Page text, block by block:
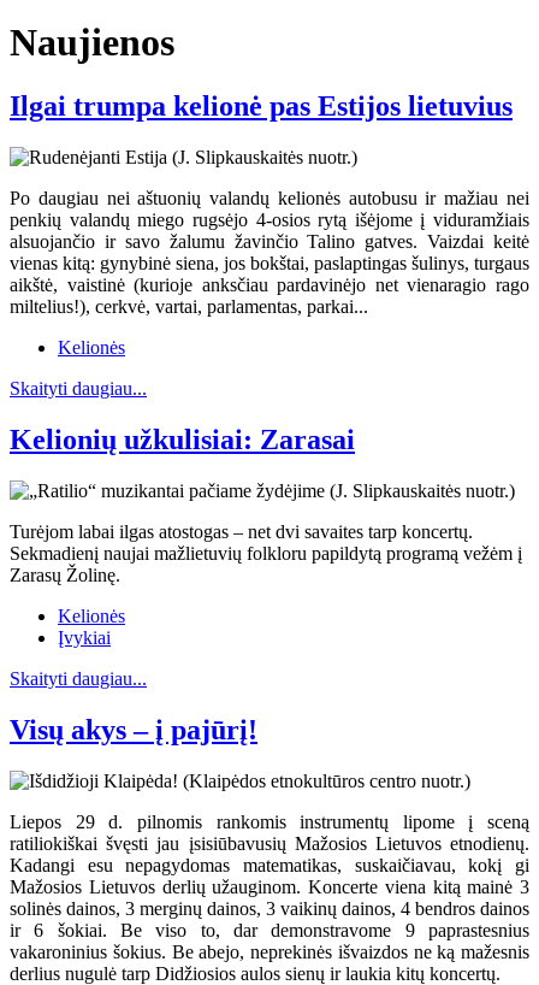
Naujienos
Ilgai trumpa kelionė pas Estijos lietuvius
Po daugiau nei aštuonių valandų kelionės autobusu ir mažiau nei
penkių valandų miego rugsėjo 4-osios rytą išėjome į viduramžiais
alsuojančio ir savo žalumu žavinčio Talino gatves. Vaizdai keitė
vienas kitą: gynybinė siena, jos bokštai, paslaptingas šulinys, turgaus
aikštė, vaistinė (kurioje anksčiau pardavinėjo net vienaragio rago
miltelius!), cerkvė, vartai, parlamentas, parkai...
Kelionės
Skaityti daugiau...
Kelionių užkulisiai: Zarasai
Turėjom labai ilgas atostogas – net dvi savaites tarp koncertų.
Sekmadienį naujai mažlietuvių folkloru papildytą programą vežėm į
Zarasų Žolinę.
Kelionės
Įvykiai
Skaityti daugiau...
Visų akys – į pajūrį!
Liepos 29 d. pilnomis rankomis instrumentų lipome į sceną
ratiliokiškai švęsti jau įsisiūbavusių Mažosios Lietuvos etnodienų.
Kadangi esu nepagydomas matematikas, suskaičiavau, kokį gi
Mažosios Lietuvos derlių užauginom. Koncerte viena kitą mainė 3
solinės dainos, 3 merginų dainos, 3 vaikinų dainos, 4 bendros dainos
ir 6 šokiai. Be viso to, dar demonstravome 9 paprastesnius
vakaroninius šokius. Be abejo, neprekinės išvaizdos ne ką mažesnis
derlius nugulė tarp Didžiosios aulos sienų ir laukia kitų koncertų.